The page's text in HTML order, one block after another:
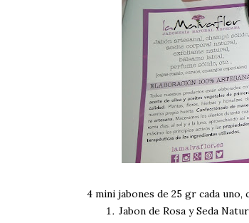
4 mini jabones de 25 gr cada
Jabon de Rosa y Seda